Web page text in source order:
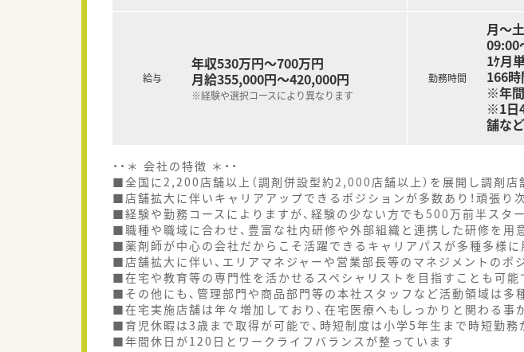
給与
年収530万円～700万円
月給355,000円～420,000円
※経験や選択コースにより異なります
勤務時間
月～土
09:00
1ｹ月
166
※年
※1日
舗な
・・＊ 会社の特徴 ＊・・
■全国に2,200店舗以上（調剤併設型約2,000店舗以上）を展開し調剤店
■店舗拡大に伴いキャリアアップできるポジションが多数あり！頑張り
■経験や勤務コースによりますが、経験の少ない方でも500万前半スタ
■職種や職域に合わせ、豊富な社内研修や外部組織と連携した研修を用
■薬剤師が中心の会社だからこそ活躍できるキャリアパスが多種多様に
■店舗拡大に伴い、エリアマネジャーや営業部長等のマネジメントのポ
■在宅や教育等の専門性を活かせるスペシャリストを目指すことも可能
■その他にも、管理部門や商品部門等の本社スタッフなど活動領域は多
■在宅実施店舗は年々増加しており、在宅医療へもしっかりと関わる事
■育児休暇は3歳まで取得が可能で、時短制度は小学5年生まで時短勤務
■年間休日が120日とワークライフバランスが整っています